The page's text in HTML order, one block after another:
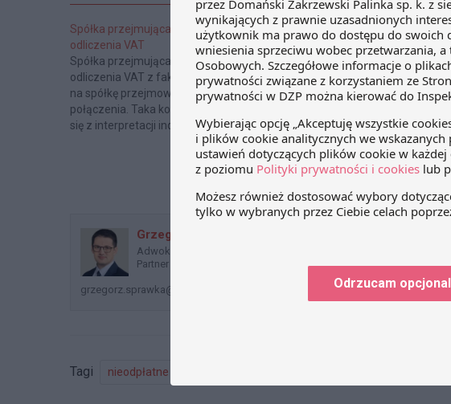
Spółka przejmująca ma prawo do
odliczenia VAT
Spółka przejmująca ma prawo do
odliczenia VAT z faktury wystawionej
na spółkę przejmowaną przed dniem
połączenia. Taka konkluzja wyłania
się z interpretacji indywidualnej prawa
podatkowego z dnia 29 sierpnia 2011
r. wydanej przez Dyrektora Izby
Skarbowej w Katowicach nr
przedmiotowej sprawie wątpliwości
podatnika dotyczyły prawa do
obniżenia kwoty…
Zdaniem TSUE karty paliwowe to
usługi finansowe
Grzegorz Sprawka
Adwokat, Doradca Podatkowy,
Partner
grzegorz.sprawka@dzp.pl
Tagi nieodpłatne przekazywanie
Odrzucam